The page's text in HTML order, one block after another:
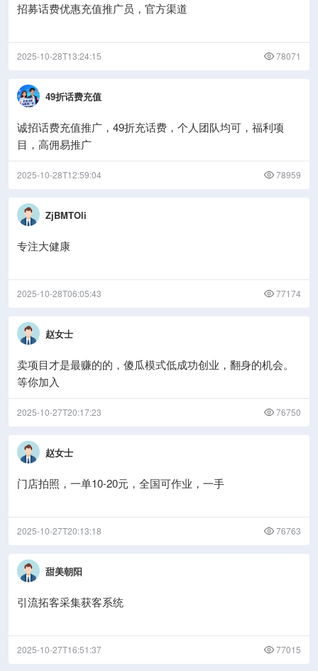
招募话费优惠充值推广员，官方渠道
2025-10-28T13:24:15 78071
49折话费充值
诚招话费充值推广，49折充话费，个人团队均可，福利项
目，高佣易推广
2025-10-28T12:59:04 78959
ZjBMTOli
专注大健康
2025-10-28T06:05:43 77174
赵女士
卖项目才是最赚的的，傻瓜模式低成功创业，翻身的机会。
等你加入
2025-10-27T20:17:23 76750
赵女士
门店拍照，一单10-20元，全国可作业，一手
2025-10-27T20:13:18 76763
甜美朝阳
引流拓客采集获客系统
2025-10-27T16:51:37 77015